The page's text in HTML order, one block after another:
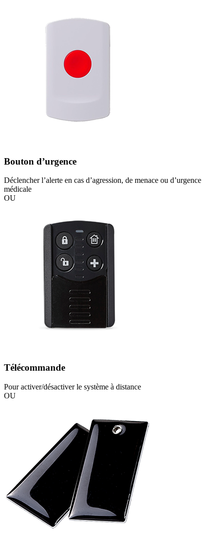
Bouton d’urgence
Déclencher l’alerte en cas d’agression, de menace ou d’urgence
médicale
OU
Télécommande
Pour activer/désactiver le système à distance
OU